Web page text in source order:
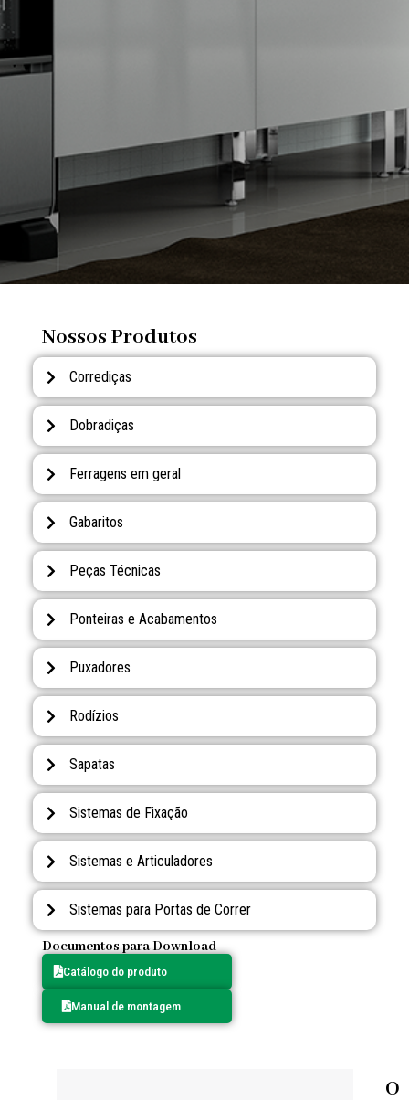
Nossos Produtos
Corrediças
Dobradiças
Ferragens em geral
Gabaritos
Peças Técnicas
Ponteiras e Acabamentos
Puxadores
Rodízios
Sapatas
Sistemas de Fixação
Sistemas e Articuladores
Sistemas para Portas de Correr
Documentos para Download
Catálogo do produto
Manual de montagem